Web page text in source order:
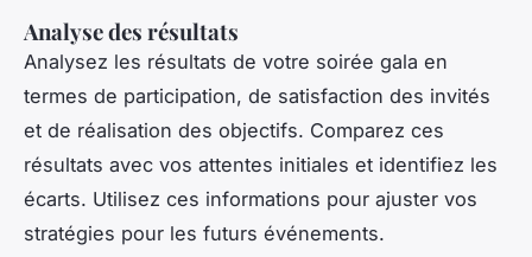
Analyse des résultats
Analysez les résultats de votre soirée gala en
termes de participation, de satisfaction des invités
et de réalisation des objectifs. Comparez ces
résultats avec vos attentes initiales et identifiez les
écarts. Utilisez ces informations pour ajuster vos
stratégies pour les futurs événements.